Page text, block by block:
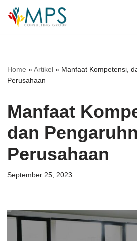
Skip
Home »Artikel » Manfaat Kompetensi,
Perusahaan
Manfaat
dan
Perusahaan
September 25, 2023